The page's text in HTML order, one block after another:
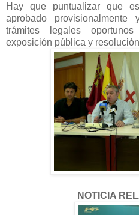
Hay que puntualizar que
aprobado
trámites legales
exposición pública y
NOTICIA